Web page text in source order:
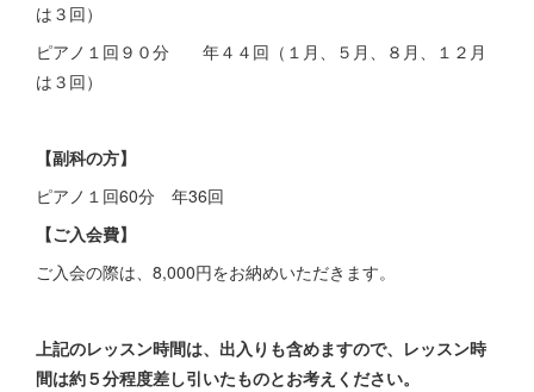
は３回）
ピアノ１回９０分 年４４回（１月、５月、８月、１２月
は３回）
【副科の方】
ピアノ１回60分 年36回
【ご入会費】
ご入会の際は、8,000円をお納めいただきます。
上記のレッスン時間は、出入りも含めますので、 レッスン時
間は約５分程度差し引いたものとお考えください。